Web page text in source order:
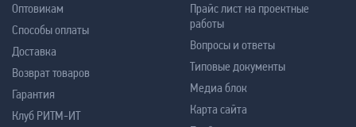
Оптовикам
Способы оплаты
Доставка
Возврат товаров
Гарантия
Клуб РИТМ-ИТ
Прайс лист на проектные
работы
Вопросы и ответы
Типовые документы
Медиа блок
Карта сайта